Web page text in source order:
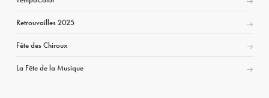
Retrouvailles 2025
Fête des Chiroux
La Fête de la Musique